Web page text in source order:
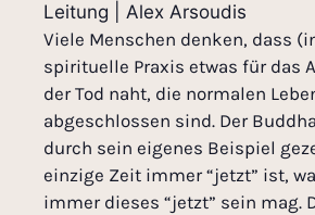
Leitung | Alex Arsoudis
Viele Menschen denken, dass
spirituelle Praxis etwas für das
der Tod naht, die normalen
abgeschlossen sind. Der
durch sein eigenes Beispiel
einzige Zeit immer “jetzt” ist,
immer dieses “jetzt” sein mag.